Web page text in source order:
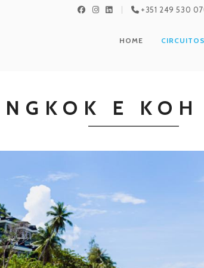
+351 249 530
HOME
E KOH